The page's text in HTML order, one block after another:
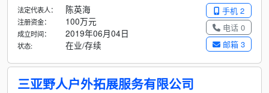
手机 2
电话 0
邮箱 3
法定代表人： 陈英海
注册资金： 100万元
成立时间： 2019年06月04日
状态: 在业/存续
三亚野人户外拓展服务有限公司